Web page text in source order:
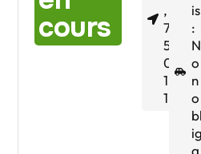
cours
,
7
5
0
1
1
is
:
N
o
n
o
bl
ig
a